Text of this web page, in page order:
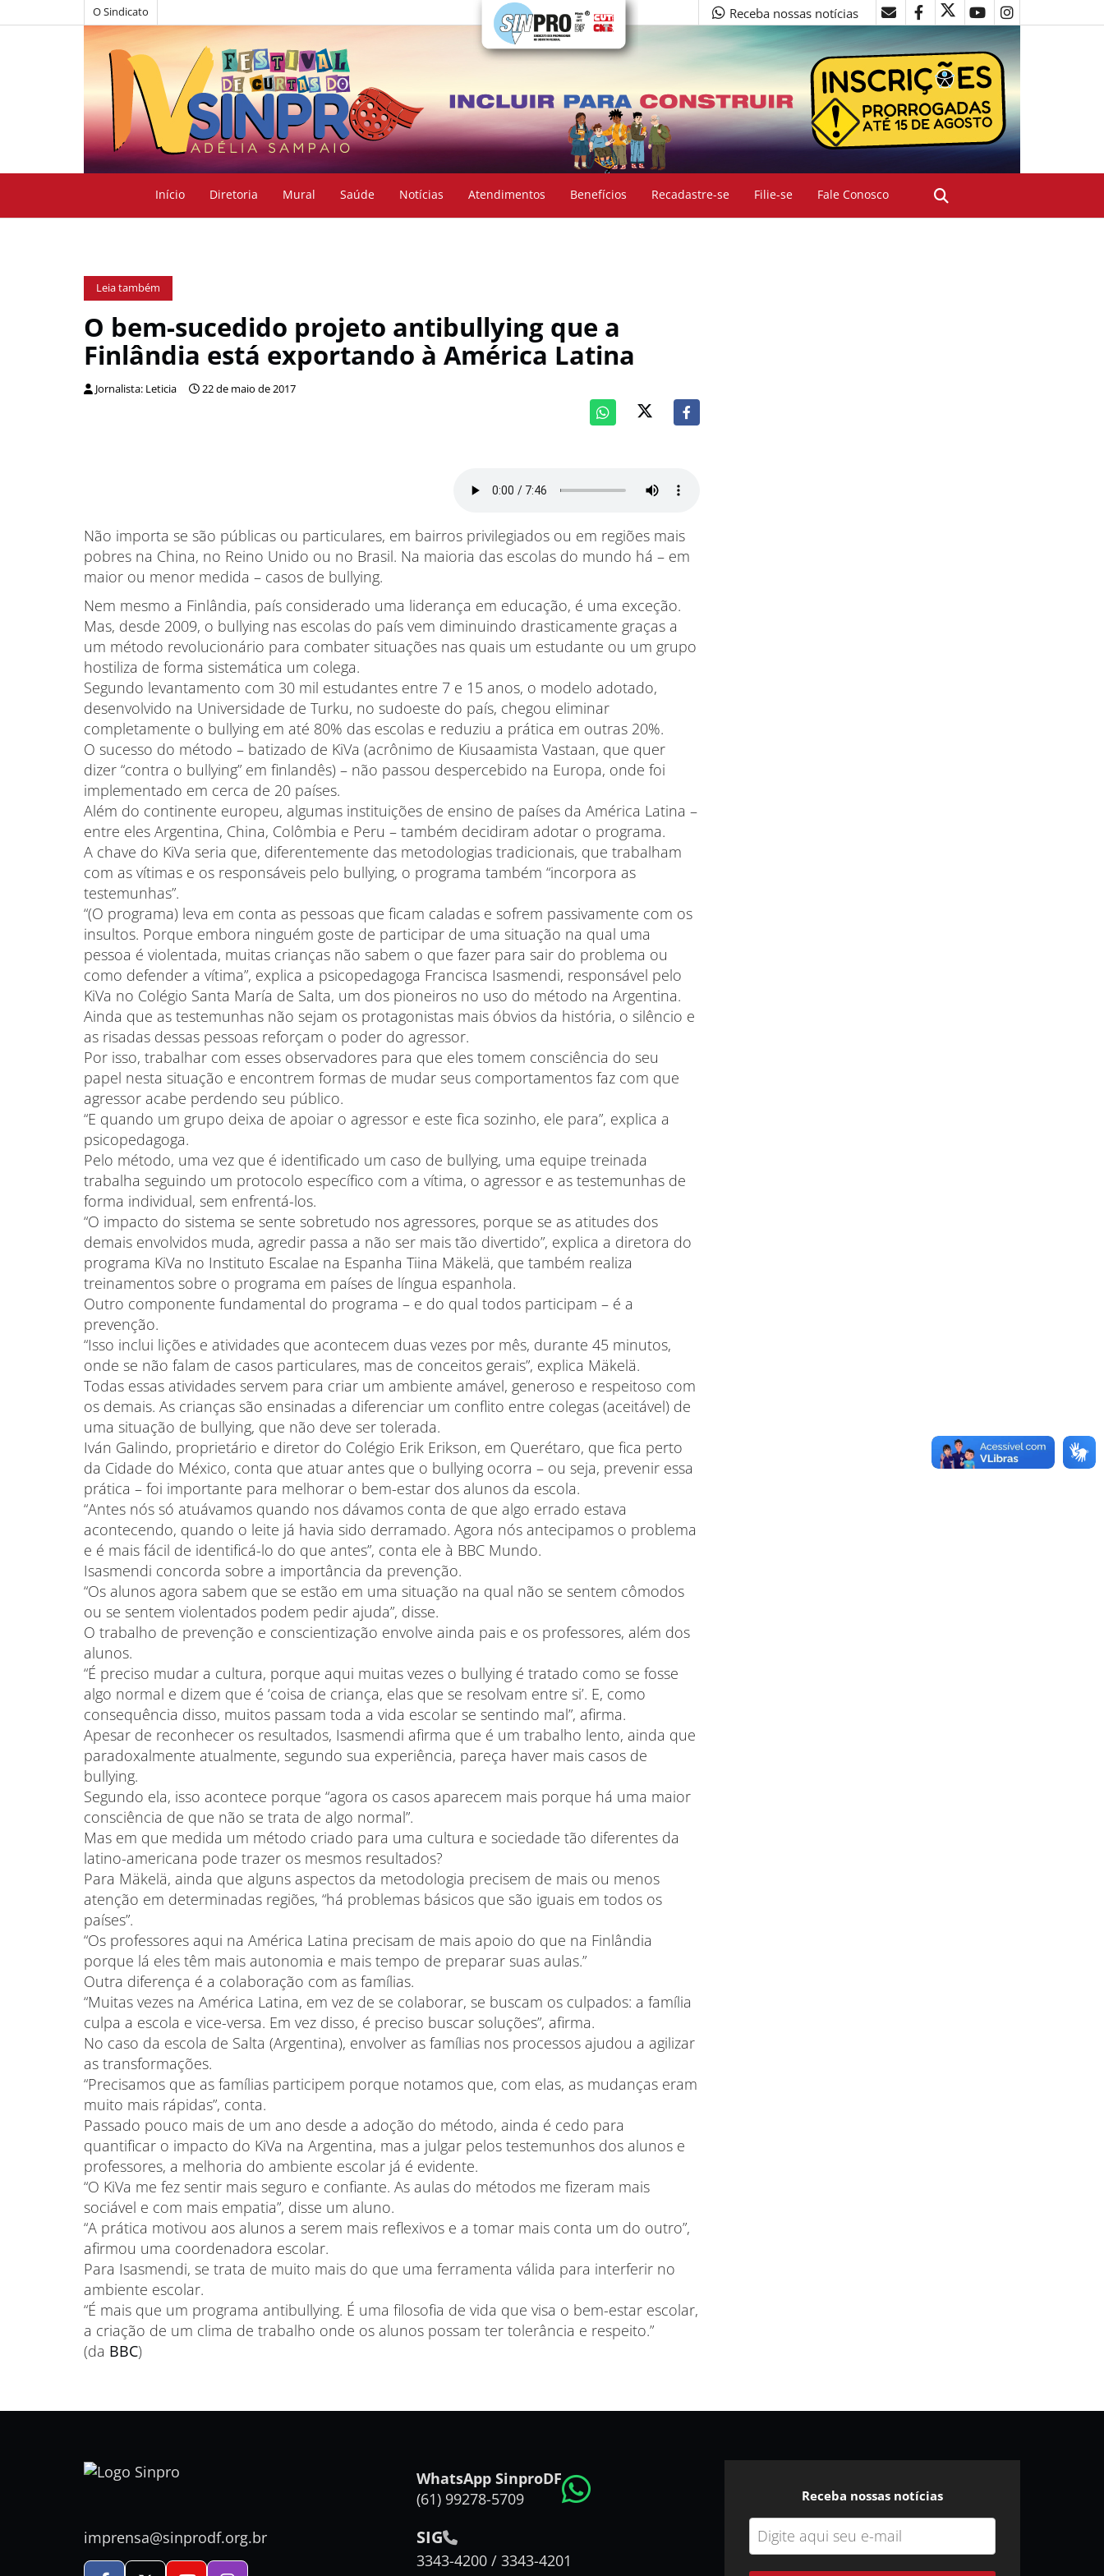
O Sindicato Receba nossas notícias
Início Diretoria Mural Saúde Notícias Atendimentos Benefícios Recadastre-se Filie-se Fale Conosco
Leia também
O bem-sucedido projeto antibullying que a
Finlândia está exportando à América Latina
Jornalista: Leticia 22 de maio de 2017
Não importa se são públicas ou particulares, em bairros privilegiados ou em regiões mais
pobres na China, no Reino Unido ou no Brasil. Na maioria das escolas do mundo há – em
maior ou menor medida – casos de bullying.
Nem mesmo a Finlândia, país considerado uma liderança em educação, é uma exceção.
Mas, desde 2009, o bullying nas escolas do país vem diminuindo drasticamente graças a
um método revolucionário para combater situações nas quais um estudante ou um grupo
hostiliza de forma sistemática um colega.
Segundo levantamento com 30 mil estudantes entre 7 e 15 anos, o modelo adotado,
desenvolvido na Universidade de Turku, no sudoeste do país, chegou eliminar
completamente o bullying em até 80% das escolas e reduziu a prática em outras 20%.
O sucesso do método – batizado de KiVa (acrônimo de Kiusaamista Vastaan, que quer
dizer “contra o bullying” em finlandês) – não passou despercebido na Europa, onde foi
implementado em cerca de 20 países.
Além do continente europeu, algumas instituições de ensino de países da América Latina –
entre eles Argentina, China, Colômbia e Peru – também decidiram adotar o programa.
A chave do KiVa seria que, diferentemente das metodologias tradicionais, que trabalham
com as vítimas e os responsáveis pelo bullying, o programa também “incorpora as
testemunhas”.
“(O programa) leva em conta as pessoas que ficam caladas e sofrem passivamente com os
insultos. Porque embora ninguém goste de participar de uma situação na qual uma
pessoa é violentada, muitas crianças não sabem o que fazer para sair do problema ou
como defender a vítima”, explica a psicopedagoga Francisca Isasmendi, responsável pelo
KiVa no Colégio Santa María de Salta, um dos pioneiros no uso do método na Argentina.
Ainda que as testemunhas não sejam os protagonistas mais óbvios da história, o silêncio e
as risadas dessas pessoas reforçam o poder do agressor.
Por isso, trabalhar com esses observadores para que eles tomem consciência do seu
papel nesta situação e encontrem formas de mudar seus comportamentos faz com que
agressor acabe perdendo seu público.
“E quando um grupo deixa de apoiar o agressor e este fica sozinho, ele para”, explica a
psicopedagoga.
Pelo método, uma vez que é identificado um caso de bullying, uma equipe treinada
trabalha seguindo um protocolo específico com a vítima, o agressor e as testemunhas de
forma individual, sem enfrentá-los.
“O impacto do sistema se sente sobretudo nos agressores, porque se as atitudes dos
demais envolvidos muda, agredir passa a não ser mais tão divertido”, explica a diretora do
programa KiVa no Instituto Escalae na Espanha Tiina Mäkelä, que também realiza
treinamentos sobre o programa em países de língua espanhola.
Outro componente fundamental do programa – e do qual todos participam – é a
prevenção.
“Isso inclui lições e atividades que acontecem duas vezes por mês, durante 45 minutos,
onde se não falam de casos particulares, mas de conceitos gerais”, explica Mäkelä.
Todas essas atividades servem para criar um ambiente amável, generoso e respeitoso com
os demais. As crianças são ensinadas a diferenciar um conflito entre colegas (aceitável) de
uma situação de bullying, que não deve ser tolerada.
Iván Galindo, proprietário e diretor do Colégio Erik Erikson, em Querétaro, que fica perto
da Cidade do México, conta que atuar antes que o bullying ocorra – ou seja, prevenir essa
prática – foi importante para melhorar o bem-estar dos alunos da escola.
“Antes nós só atuávamos quando nos dávamos conta de que algo errado estava
acontecendo, quando o leite já havia sido derramado. Agora nós antecipamos o problema
e é mais fácil de identificá-lo do que antes”, conta ele à BBC Mundo.
Isasmendi concorda sobre a importância da prevenção.
“Os alunos agora sabem que se estão em uma situação na qual não se sentem cômodos
ou se sentem violentados podem pedir ajuda”, disse.
O trabalho de prevenção e conscientização envolve ainda pais e os professores, além dos
alunos.
“É preciso mudar a cultura, porque aqui muitas vezes o bullying é tratado como se fosse
algo normal e dizem que é ‘coisa de criança, elas que se resolvam entre si’. E, como
consequência disso, muitos passam toda a vida escolar se sentindo mal”, afirma.
Apesar de reconhecer os resultados, Isasmendi afirma que é um trabalho lento, ainda que
paradoxalmente atualmente, segundo sua experiência, pareça haver mais casos de
bullying.
Segundo ela, isso acontece porque “agora os casos aparecem mais porque há uma maior
consciência de que não se trata de algo normal”.
Mas em que medida um método criado para uma cultura e sociedade tão diferentes da
latino-americana pode trazer os mesmos resultados?
Para Mäkelä, ainda que alguns aspectos da metodologia precisem de mais ou menos
atenção em determinadas regiões, “há problemas básicos que são iguais em todos os
países”.
“Os professores aqui na América Latina precisam de mais apoio do que na Finlândia
porque lá eles têm mais autonomia e mais tempo de preparar suas aulas.”
Outra diferença é a colaboração com as famílias.
“Muitas vezes na América Latina, em vez de se colaborar, se buscam os culpados: a família
culpa a escola e vice-versa. Em vez disso, é preciso buscar soluções”, afirma.
No caso da escola de Salta (Argentina), envolver as famílias nos processos ajudou a agilizar
as transformações.
“Precisamos que as famílias participem porque notamos que, com elas, as mudanças eram
muito mais rápidas”, conta.
Passado pouco mais de um ano desde a adoção do método, ainda é cedo para
quantificar o impacto do KiVa na Argentina, mas a julgar pelos testemunhos dos alunos e
professores, a melhoria do ambiente escolar já é evidente.
“O KiVa me fez sentir mais seguro e confiante. As aulas do métodos me fizeram mais
sociável e com mais empatia”, disse um aluno.
“A prática motivou aos alunos a serem mais reflexivos e a tomar mais conta um do outro”,
afirmou uma coordenadora escolar.
Para Isasmendi, se trata de muito mais do que uma ferramenta válida para interferir no
ambiente escolar.
“É mais que um programa antibullying. É uma filosofia de vida que visa o bem-estar escolar,
a criação de um clima de trabalho onde os alunos possam ter tolerância e respeito.”
(da BBC)
imprensa@sinprodf.org.br
WhatsApp SinproDF
(61) 99278-5709
SIG
3343-4200 / 3343-4201
Receba nossas notícias